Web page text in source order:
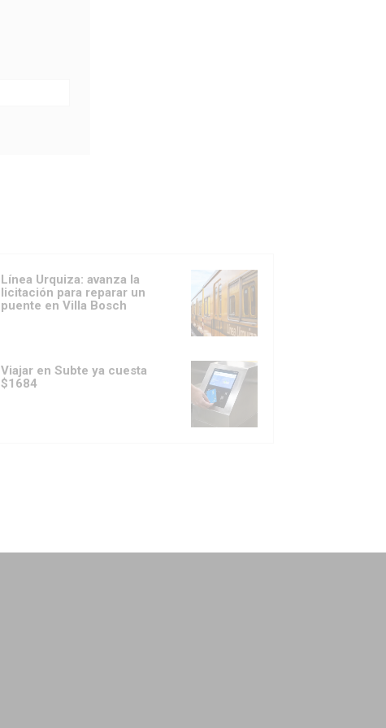
Línea Urquiza: avanza la
licitación para reparar un
puente en Villa Bosch
Viajar en Subte ya cuesta
$1684